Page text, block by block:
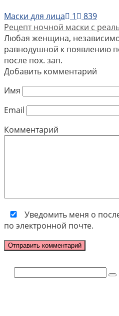
Маски для лица
1
839
Рецепт ночной маски с
Любая женщина, независимо
равнодушной к появлению
после пох. зап.
Добавить комментарий
Имя
Email
Комментарий
Уведомить меня о
по электронной почте.
Поиск: